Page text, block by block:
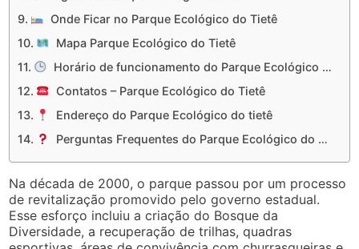
Onde Ficar no Parque Ecológico do Tietê
Mapa Parque Ecológico do Tietê
Horário de funcionamento do Parque Ecológico do tietê
Contatos – Parque Ecológico do Tietê
Endereço do Parque Ecológico do tietê
Perguntas Frequentes do Parque Ecológico do Tietê
Na década de 2000, o parque passou por um processo
de revitalização promovido pelo governo estadual.
Esse esforço incluiu a criação do Bosque da
Diversidade, a recuperação de trilhas, quadras